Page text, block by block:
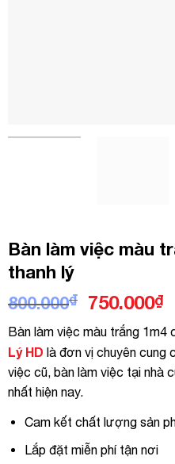
Bàn làm việc màu
thanh lý
800.000₫
Giá
gốc
là:
800.000₫.
750.000₫
Bàn làm việc màu trắng 1m4
Lý HD là đơn vị chuyên cung
việc cũ, bàn làm việc tại nhà
nhất hiện nay.
Cam kết chất lượng sản
Lắp đặt miễn phí tận nơi